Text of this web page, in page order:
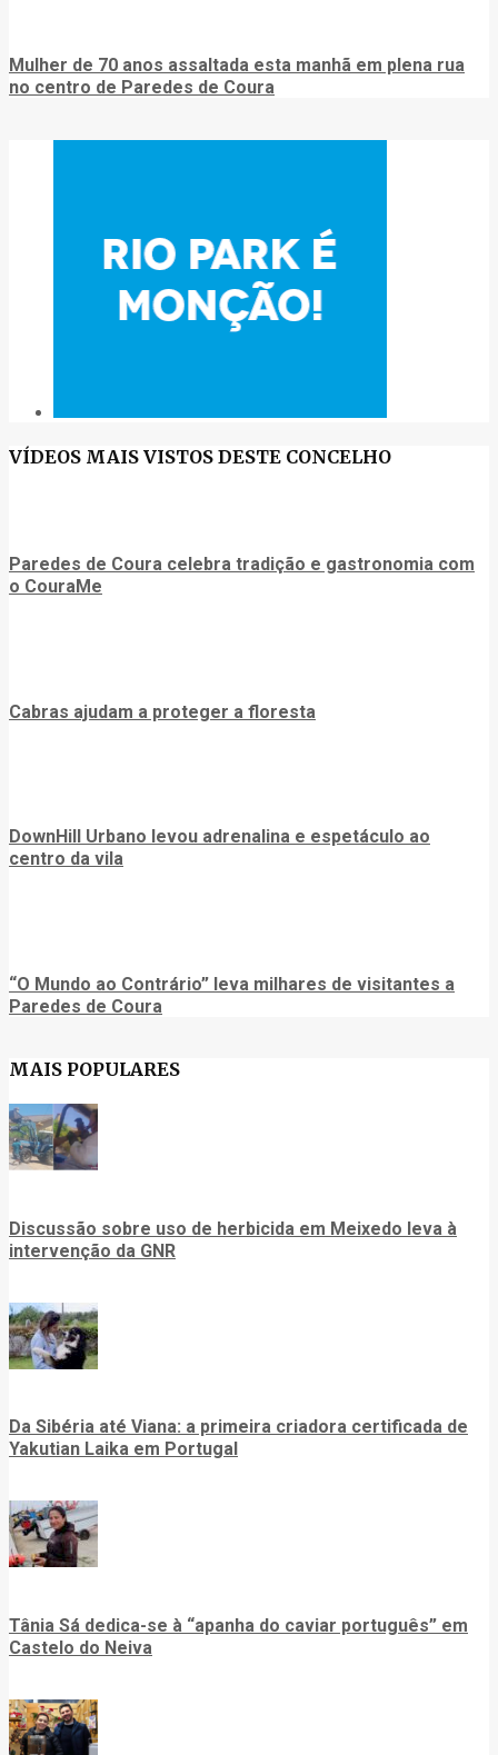
Mulher de 70 anos assaltada esta manhã em plena rua
no centro de Paredes de Coura
VÍDEOS MAIS VISTOS DESTE CONCELHO
Paredes de Coura celebra tradição e gastronomia com
o CouraMe
Cabras ajudam a proteger a floresta
DownHill Urbano levou adrenalina e espetáculo ao
centro da vila
“O Mundo ao Contrário” leva milhares de visitantes a
Paredes de Coura
MAIS POPULARES
Discussão sobre uso de herbicida em Meixedo leva à
intervenção da GNR
Da Sibéria até Viana: a primeira criadora certificada de
Yakutian Laika em Portugal
Tânia Sá dedica-se à “apanha do caviar português” em
Castelo do Neiva